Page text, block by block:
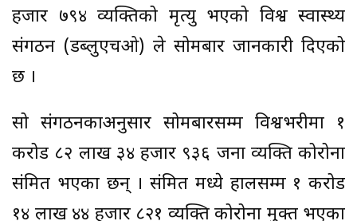
हजार ७९४ व्यक्तिको मृत्यु भएको विश्व स्वास्थ्य
संगठन (डब्लुएचओ) ले सोमबार जानकारी दिएको
छ ।
सो संगठनकाअनुसार सोमबारसम्म विश्वभरीमा १
करोड ८२ लाख ३४ हजार ९३६ जना व्यक्ति कोरोना
संक्रमित भएका छन् । संक्रमित मध्ये हालसम्म १ करोड
१४ लाख ४४ हजार ८२१ व्यक्ति कोरोना मुक्त भएका